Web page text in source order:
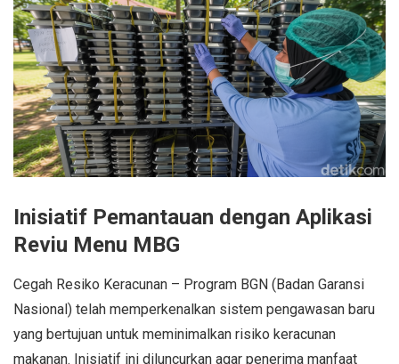
Inisiatif Pemantauan dengan Aplikasi
Reviu Menu MBG
Cegah Resiko Keracunan – Program BGN (Badan Garansi
Nasional) telah memperkenalkan sistem pengawasan baru
yang bertujuan untuk meminimalkan risiko keracunan
makanan. Inisiatif ini diluncurkan agar penerima manfaat